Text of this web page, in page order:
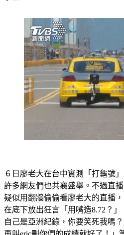
許多網友們也共襄盛舉。不過直
疑似用翻牆偷偷看廖老大的直播
在底下放出狂言「用嘴造8.72？
自己是亞洲紀錄，你要笑死我嗎
再叫eric刪你們的成績就好了！」